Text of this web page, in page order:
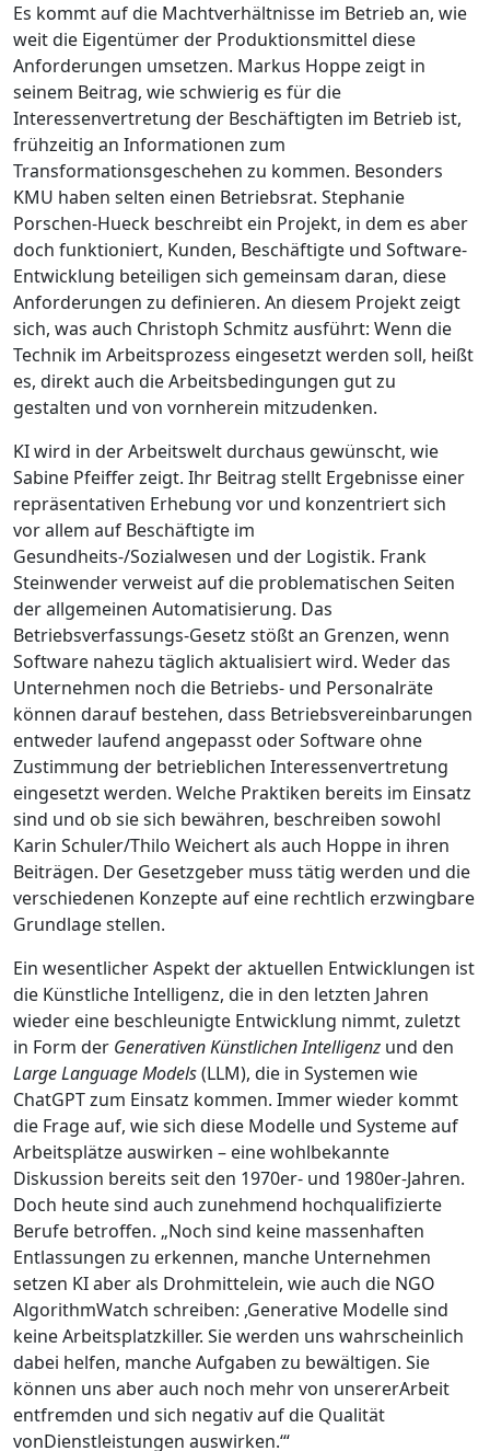
Es kommt auf die Machtverhältnisse im Betrieb an, wie
weit die Eigentümer der Produktionsmittel diese
Anforderungen umsetzen. Markus Hoppe zeigt in
seinem Beitrag, wie schwierig es für die
Interessenvertretung der Beschäftigten im Betrieb ist,
frühzeitig an Informationen zum
Transformationsgeschehen zu kommen. Besonders
KMU haben selten einen Betriebsrat. Stephanie
Porschen-Hueck beschreibt ein Projekt, in dem es aber
doch funktioniert, Kunden, Beschäftigte und Software-
Entwicklung beteiligen sich gemeinsam daran, diese
Anforderungen zu definieren. An diesem Projekt zeigt
sich, was auch Christoph Schmitz ausführt: Wenn die
Technik im Arbeitsprozess eingesetzt werden soll, heißt
es, direkt auch die Arbeitsbedingungen gut zu
gestalten und von vornherein mitzudenken.
KI wird in der Arbeitswelt durchaus gewünscht, wie
Sabine Pfeiffer zeigt. Ihr Beitrag stellt Ergebnisse einer
repräsentativen Erhebung vor und konzentriert sich
vor allem auf Beschäftigte im
Gesundheits-/Sozialwesen und der Logistik. Frank
Steinwender verweist auf die problematischen Seiten
der allgemeinen Automatisierung. Das
Betriebsverfassungs-Gesetz stößt an Grenzen, wenn
Software nahezu täglich aktualisiert wird. Weder das
Unternehmen noch die Betriebs- und Personalräte
können darauf bestehen, dass Betriebsvereinbarungen
entweder laufend angepasst oder Software ohne
Zustimmung der betrieblichen Interessenvertretung
eingesetzt werden. Welche Praktiken bereits im Einsatz
sind und ob sie sich bewähren, beschreiben sowohl
Karin Schuler/Thilo Weichert als auch Hoppe in ihren
Beiträgen. Der Gesetzgeber muss tätig werden und die
verschiedenen Konzepte auf eine rechtlich erzwingbare
Grundlage stellen.
Ein wesentlicher Aspekt der aktuellen Entwicklungen ist
die Künstliche Intelligenz, die in den letzten Jahren
wieder eine beschleunigte Entwicklung nimmt, zuletzt
in Form der Generativen Künstlichen Intelligenz und den
Large Language Models(LLM), die in Systemen wie
ChatGPT zum Einsatz kommen. Immer wieder kommt
die Frage auf, wie sich diese Modelle und Systeme auf
Arbeitsplätze auswirken – eine wohlbekannte
Diskussion bereits seit den 1970er- und 1980er-Jahren.
Doch heute sind auch zunehmend hochqualifizierte
Berufe betroffen. „Noch sind keine massenhaften
Entlassungen zu erkennen, manche Unternehmen
setzen KI aber als Drohmittelein, wie auch die NGO
AlgorithmWatch schreiben: ,Generative Modelle sind
keine Arbeitsplatzkiller. Sie werden uns wahrscheinlich
dabei helfen, manche Aufgaben zu bewältigen. Sie
können uns aber auch noch mehr von unsererArbeit
entfremden und sich negativ auf die Qualität
vonDienstleistungen auswirken.‘“